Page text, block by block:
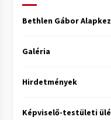
Bethlen Gábor
Galéria
Hirdetmények
Képviselő-testületi